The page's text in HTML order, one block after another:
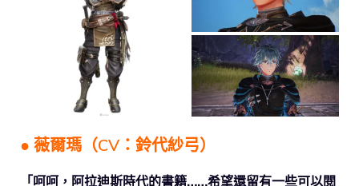
● 薇爾瑪（CV：鈴代紗弓）
「呵呵，阿拉迪斯時代的書籍……希望還留有一些可以閱